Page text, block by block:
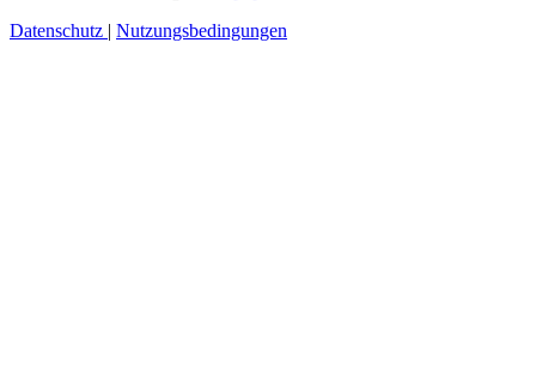
Datenschutz | Nutzungsbedingungen